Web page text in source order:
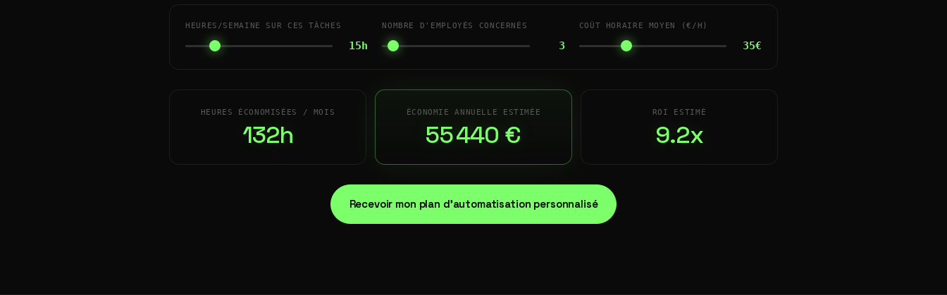
HEURES/SEMAINE SUR CES TÂCHES
15h
NOMBRE D'EMPLOYÉS CONCERNÉS
3
COÛT HORAIRE MOYEN (€/H)
35€
HEURES ÉCONOMISÉES / MOIS
132h
ÉCONOMIE ANNUELLE ESTIMÉE
55 440 €
ROI ESTIMÉ
9.2x
Recevoir mon plan d'automatisation personnalisé